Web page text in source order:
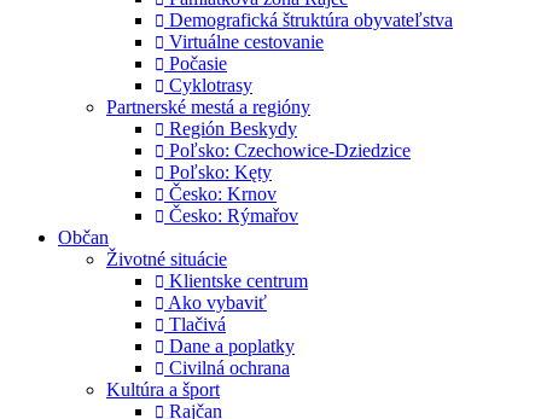
Demografická štruktúra obyvateľstva
Virtuálne cestovanie
Počasie
Cyklotrasy
Partnerské mestá a regióny
Región Beskydy
Poľsko: Czechowice-Dziedzice
Poľsko: Kęty
Česko: Krnov
Česko: Rýmařov
Občan
Životné situácie
Klientske centrum
Ako vybaviť
Tlačivá
Dane a poplatky
Civilná ochrana
Kultúra a šport
Rajčan